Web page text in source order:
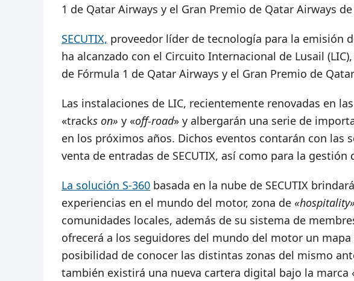
1 de Qatar Airways y el Gran Premio de Qatar Airways
SECUTIX, proveedor líder de tecnología para la emisión
ha alcanzado con el Circuito Internacional de Lusail
de Fórmula 1 de Qatar Airways y el Gran Premio de
Las instalaciones de LIC, recientemente renovadas en
«tracks on» y «off-road» y albergarán una serie de
en los próximos años. Dichos eventos contarán con las
venta de entradas de SECUTIX, así como para la
La solución S-360 basada en la nube de SECUTIX
experiencias en el mundo del motor, zona de
comunidades locales, además de su sistema de
ofrecerá a los seguidores del mundo del motor un
posibilidad de conocer las distintas zonas del mismo
también existirá una nueva cartera digital bajo la marca